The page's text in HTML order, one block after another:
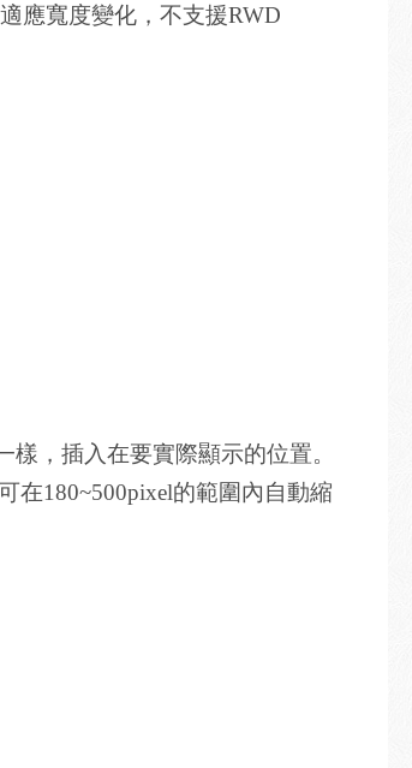
應寬度變化，不支援RWD
，插入在要實際顯示的位置。
在180~500pixel的範圍內自動縮